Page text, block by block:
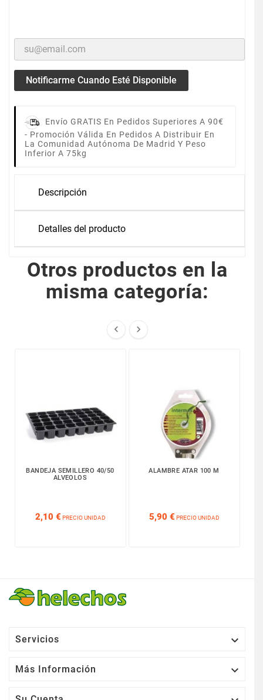
Notificarme Cuando Esté Disponible
Envío GRATIS En Pedidos Superiores A 90€
- Promoción Válida En Pedidos A Distribuir En
La Comunidad Autónoma De Madrid Y Peso
Inferior A 75kg
Descripción
Detalles del producto
Otros productos en la
misma categoría:
 
BANDEJA SEMILLERO 40/50
ALVEOLOS
2,10 € PRECIO UNIDAD
ALAMBRE ATAR 100 M
5,90 € PRECIO UNIDAD
Servicios 
Más Información 